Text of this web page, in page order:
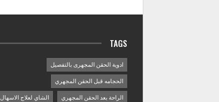
TAGS
ادوية الحقن المجهرى بالتفصيل
الحجامه قبل الحقن المجهري
الراحة بعد الحقن المجهري الشاي لعلاج الاسهال